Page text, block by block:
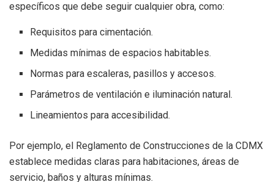
específicos que debe seguir cualquier obra, como:
Requisitos para cimentación.
Medidas mínimas de espacios habitables.
Normas para escaleras, pasillos y accesos.
Parámetros de ventilación e iluminación natural.
Lineamientos para accesibilidad.
Por ejemplo, el Reglamento de Construcciones de la CDMX
establece medidas claras para habitaciones, áreas de
servicio, baños y alturas mínimas.